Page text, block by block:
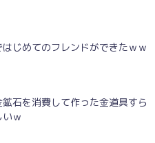
はじめてのフレンドができたｗｗ
鉱石を消費して作った金道具すら
ｗ